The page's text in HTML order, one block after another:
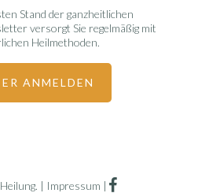
Stand der ganzheitlichen
versorgt Sie regelmäßig mit
Heilmethoden.
ANMELDEN
| Impressum | facebook